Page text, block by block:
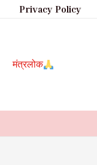
Privacy Policy
मंत्रलोक